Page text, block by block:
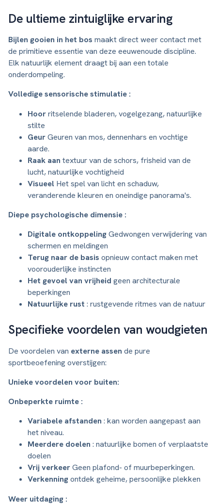
De ultieme zintuiglijke ervaring
Bijlen gooien in het bos maakt direct weer contact met
de primitieve essentie van deze eeuwenoude discipline.
Elk natuurlijk element draagt bij aan een totale
onderdompeling.
Volledige sensorische stimulatie :
Hoorritselende bladeren, vogelgezang, natuurlijke
stilte
GeurGeuren van mos, dennenhars en vochtige
aarde.
Raak aan textuur van de schors, frisheid van de
lucht, natuurlijke vochtigheid
Visueel Het spel van licht en schaduw,
veranderende kleuren en oneindige panorama's.
Diepe psychologische dimensie :
Digitale ontkoppelingGedwongen verwijdering van
schermen en meldingen
Terug naar de basis opnieuw contact maken met
voorouderlijke instincten
Het gevoel van vrijheid geen architecturale
beperkingen
Natuurlijke rust : rustgevende ritmes van de natuur
Specifieke voordelen van woudgieten
De voordelen van externe assen de pure
sportbeoefening overstijgen:
Unieke voordelen voor buiten:
Onbeperkte ruimte :
Variabele afstanden : kan worden aangepast aan
het niveau.
Meerdere doelen : natuurlijke bomen of verplaatste
doelen
Vrij verkeerGeen plafond- of muurbeperkingen.
Verkenningontdek geheime, persoonlijke plekken
Weer uitdaging :